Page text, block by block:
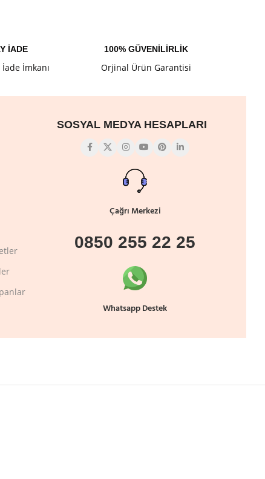
İADE
İmkanı
100% GÜVENİLİRLİK
Orjinal Ürün Garantisi
SOSYAL MEDYA HESAPLARI
Çağrı Merkezi
0850 255 22 25
Whatsapp Destek